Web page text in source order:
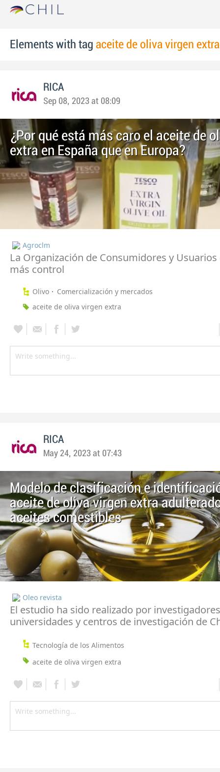
Elements with tag aceite de oliva virgen extra
RICA
Sep 08, 2023 at 08:09
¿Por qué está más caro el aceite de
extra en España que en Europa?
Agroclm
La Organización de Consumidores y Usuarios
más control
Olivo
Comercialización y mercados
aceite de oliva virgen extra
RICA
May 24, 2023 at 07:43
Modelo de clasificación e
aceite de oliva virgen extra
aceites comestibles
Oleo revista
El estudio ha sido realizado por
universidades y centros de investigación de
Tecnología de los Alimentos
aceite de oliva virgen extra